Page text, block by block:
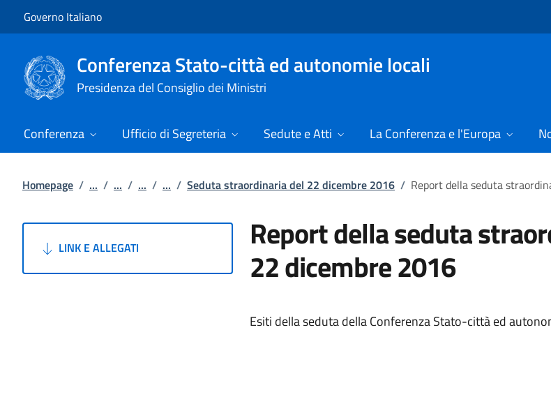
Governo Italiano
Conferenza Stato-città ed autonomie locali
Presidenza del Consiglio dei Ministri
Conferenza Ufficio di Segreteria Sedute e Atti La Conferenza e l'Europa
Homepage / ... / ... / ... / ... / Seduta straordinaria del 22 dicembre 2016 / Report della seduta
LINK E ALLEGATI Report della seduta
22 dicembre 2016
Esiti della seduta della Conferenza Stato-città ed